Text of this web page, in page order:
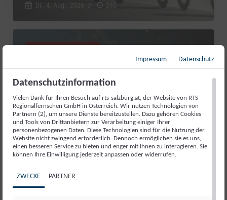
Di., 4. Aug.. 2026 // 282
RED BULL ROMANIACS: MANUEL
LETTENBICHLER FEIERT 7.
Impressum Datenschutz
Datenschutzinformation
Vielen Dank für Ihren Besuch auf rts-salzburg.at, der Website von RTS
Regionalfernsehen GmbH in Österreich. Wir nutzen Technologien von
Partnern (2), um unsere Dienste bereitzustellen. Dazu gehören Cookies
und Tools von Drittanbietern zur Verarbeitung einiger Ihrer
personenbezogenen Daten. Diese Technologien sind für die Nutzung der
Website nicht zwingend erforderlich. Dennoch ermöglichen sie es uns,
einen besseren Service zu bieten und enger mit Ihnen zu interagieren. Sie
können Ihre Einwilligung jederzeit anpassen oder widerrufen.
ZWECKE PARTNER